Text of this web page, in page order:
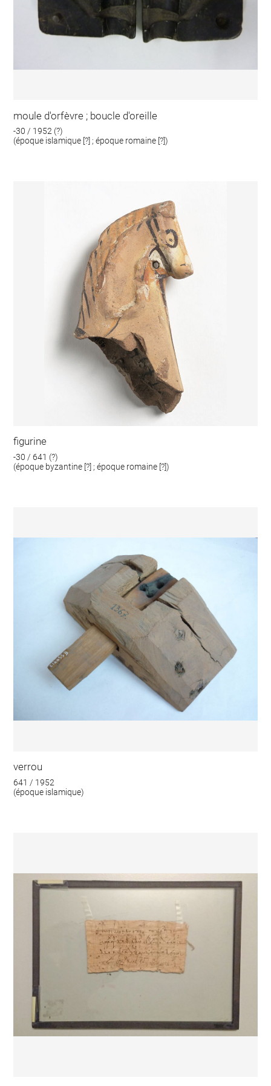
moule d'orfèvre ; boucle d'oreille
-30 / 1952 (?)
(époque islamique [?] ; époque romaine [?])
figurine
-30 / 641 (?)
(époque byzantine [?] ; époque romaine [?])
verrou
641 / 1952
(époque islamique)